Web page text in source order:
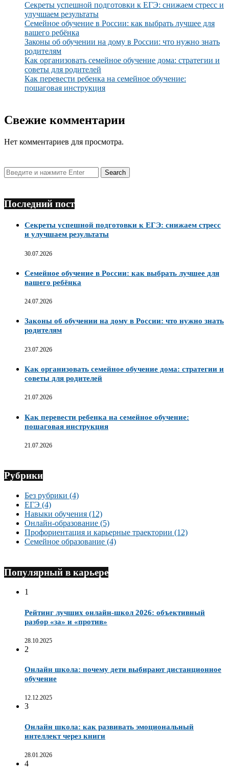
Секреты успешной подготовки к ЕГЭ: снижаем стресс и
улучшаем результаты
Семейное обучение в России: как выбрать лучшее для
вашего ребёнка
Законы об обучении на дому в России: что нужно знать
родителям
Как организовать семейное обучение дома: стратегии и
советы для родителей
Как перевести ребенка на семейное обучение:
пошаговая инструкция
Свежие комментарии
Нет комментариев для просмотра.
Последний пост
Секреты успешной подготовки к ЕГЭ: снижаем стресс
и улучшаем результаты
30.07.2026
Семейное обучение в России: как выбрать лучшее для
вашего ребёнка
24.07.2026
Законы об обучении на дому в России: что нужно знать
родителям
23.07.2026
Как организовать семейное обучение дома: стратегии и
советы для родителей
21.07.2026
Как перевести ребенка на семейное обучение:
пошаговая инструкция
21.07.2026
Рубрики
Без рубрики (4)
ЕГЭ (4)
Навыки обучения (12)
Онлайн-образование (5)
Профориентация и карьерные траектории (12)
Семейное образование (4)
Популярный в карьере
1
Рейтинг лучших онлайн-школ 2026: объективный
разбор «за» и «против»
28.10.2025
2
Онлайн школа: почему дети выбирают дистанционное
обучение
12.12.2025
3
Онлайн школа: как развивать эмоциональный
интеллект через книги
28.01.2026
4